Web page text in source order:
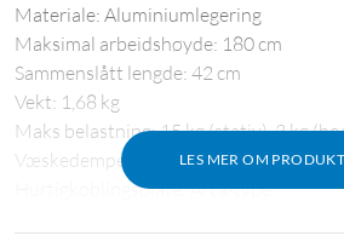
LES MER OM
Materiale: Aluminiumlegering
Maksimal arbeidshøyde: 180 cm
Sammenslått lengde: 42 cm
Vekt: 1,68 kg
Maks belastning: 15 kg (stativ), 3 kg
Væskedempet hode: Ja, med tilt +90°/-
Hurtigkoblingsplate: Arca-type